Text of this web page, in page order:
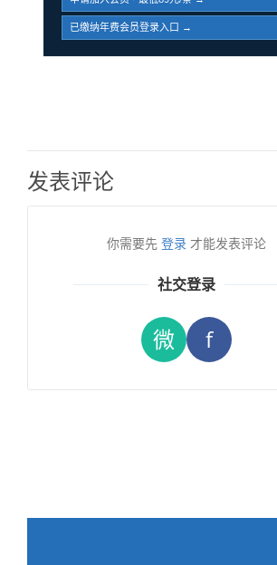
已缴纳年费会员登录入口 →
发表评论
你需要先 登录 才能发表评论
社交登录
微 f